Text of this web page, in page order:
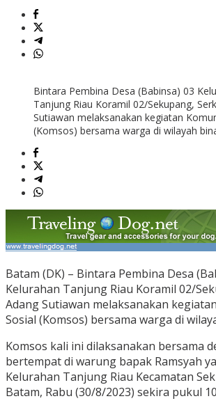
Bintara Pembina Desa (Babinsa) 03
Tanjung Riau Koramil 02/Sekupang,
Sutiawan melaksanakan kegiatan
(Komsos) bersama warga di wilayah
Batam (DK) – Bintara Pembina Desa
Kelurahan Tanjung Riau Koramil 02/
Adang Sutiawan melaksanakan
Sosial (Komsos) bersama warga di
Komsos kali ini dilaksanakan bersama
bertempat di warung bapak Ramsyah
Kelurahan Tanjung Riau Kecamatan
Batam, Rabu (30/8/2023) sekira pukul